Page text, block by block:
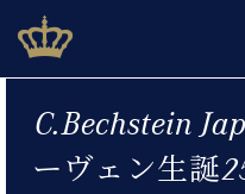
to
content
ベヒシュタインジャパン公
BECHSTEIN JAPAN Official
グ
C.
ヒ
イ
ル
ヒ
業
C.Bechstein
ーヴェン生誕